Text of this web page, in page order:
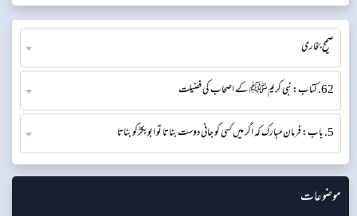
صحیح بخاری
62. کتاب: نبی کریمﷺ کے اصحاب کی فضیلت
5. باب: فرمان مبارک کہ اگر میں کسی کو جانی دوست بناتا تو ابوبکرؓکو بناتا
موضوعات